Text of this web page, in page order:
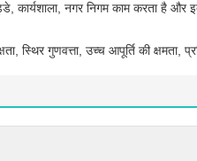
कार्यशाला, नगर निगम काम करता है और
स्थिर गुणवत्ता, उच्च आपूर्ति की